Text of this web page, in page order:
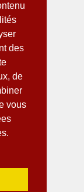
des
de
vous